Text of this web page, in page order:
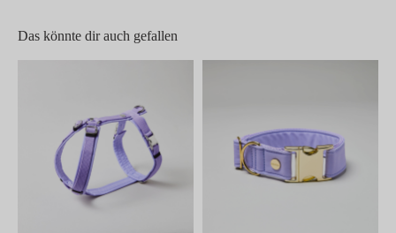
Das könnte dir auch gefallen